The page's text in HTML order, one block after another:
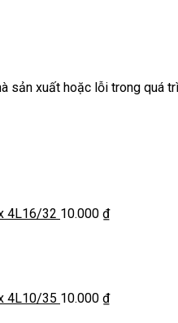
sản xuất hoặc lỗi trong quá
4L16/32 10.000 ₫
4L10/35 10.000 ₫